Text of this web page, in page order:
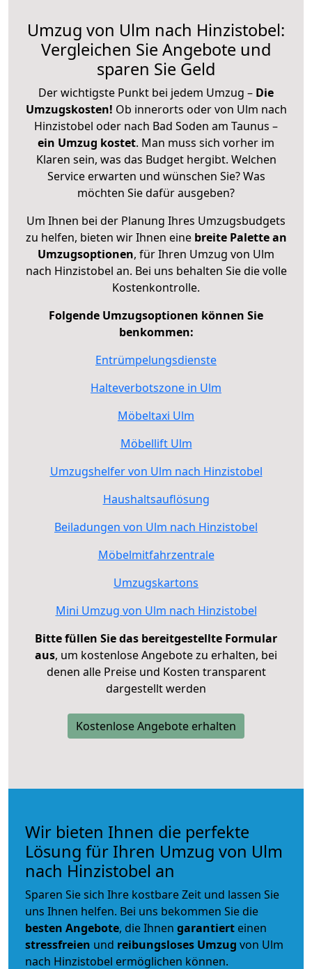
Umzug von Ulm nach Hinzistobel:
Vergleichen Sie Angebote und
sparen Sie Geld
Der wichtigste Punkt bei jedem Umzug – Die
Umzugskosten! Ob innerorts oder von Ulm nach
Hinzistobel oder nach Bad Soden am Taunus –
ein Umzug kostet. Man muss sich vorher im
Klaren sein, was das Budget hergibt. Welchen
Service erwarten und wünschen Sie? Was
möchten Sie dafür ausgeben?
Um Ihnen bei der Planung Ihres Umzugsbudgets
zu helfen, bieten wir Ihnen eine breite Palette an
Umzugsoptionen, für Ihren Umzug von Ulm
nach Hinzistobel an. Bei uns behalten Sie die volle
Kostenkontrolle.
Folgende Umzugsoptionen können Sie
benkommen:
Entrümpelungsdienste
Halteverbotszone in Ulm
Möbeltaxi Ulm
Möbellift Ulm
Umzugshelfer von Ulm nach Hinzistobel
Haushaltsauflösung
Beiladungen von Ulm nach Hinzistobel
Möbelmitfahrzentrale
Umzugskartons
Mini Umzug von Ulm nach Hinzistobel
Bitte füllen Sie das bereitgestellte Formular
aus, um kostenlose Angebote zu erhalten, bei
denen alle Preise und Kosten transparent
dargestellt werden
Kostenlose Angebote erhalten
Wir bieten Ihnen die perfekte
Lösung für Ihren Umzug von Ulm
nach Hinzistobel an
Sparen Sie sich Ihre kostbare Zeit und lassen Sie
uns Ihnen helfen. Bei uns bekommen Sie die
besten Angebote, die Ihnen garantiert einen
stressfreien und reibungsloses Umzug von Ulm
nach Hinzistobel ermöglichen können.